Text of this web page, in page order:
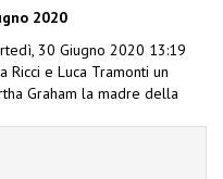
2020
30 Giugno 2020 13:19
Ricci e Luca Tramonti un
Graham la madre della